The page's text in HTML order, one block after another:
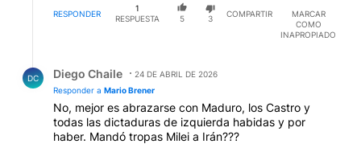
RESPONDER
1
RESPUESTA
5 3
COMPARTIR
MARCAR
COMO
INAPROPIADO
DC Diego Chaile
24 DE ABRIL DE 2026
Responder a Mario Brener
No, mejor es abrazarse con Maduro, los Castro y
todas las dictaduras de izquierda habidas y por
haber. Mandó tropas Milei a Irán???